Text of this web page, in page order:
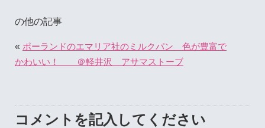
の他の記事
« ポーランドのエマリア社のミルクパン 色が豊富で
かわいい！ ＠軽井沢 アサマストーブ
コメントを記入してください